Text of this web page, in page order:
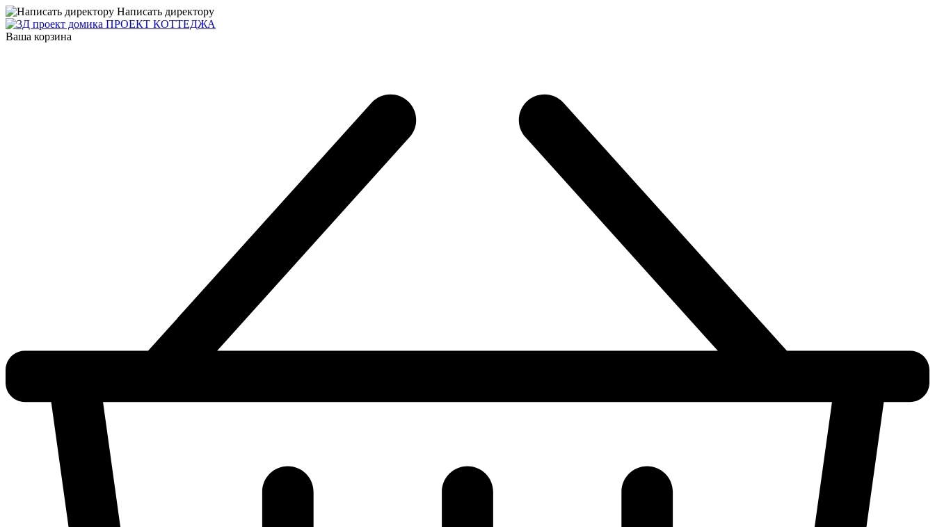
Написать директору
ПРОЕКТ КОТТЕДЖА
Ваша корзина